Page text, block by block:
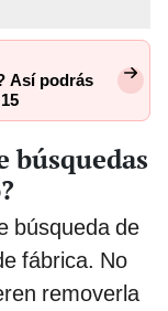
Así podrás
búsquedas
búsqueda de
fábrica. No
removerla